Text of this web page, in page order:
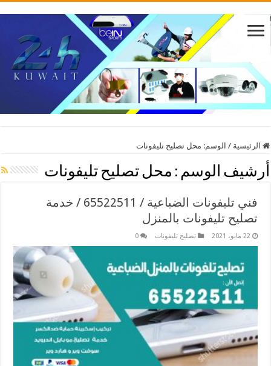
الرئيسية / الوسم: محل تصليح تليفونات
أرشيف الوسم : محل تصليح تليفونات
فني تليفونات الضباعية / 65522511 / خدمة
تصليح تليفونات بالمنزل
22 مايو، 2021 تصليح تليفونات 0